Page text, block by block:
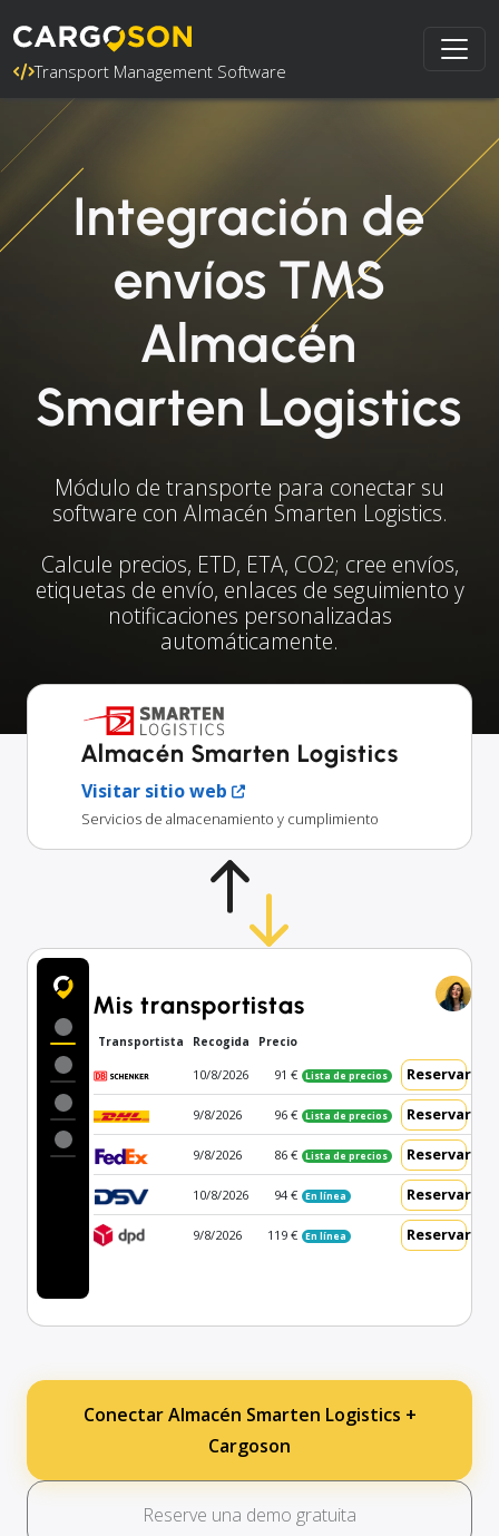
Transport Management Software
Integración de
envíos TMS
Almacén
Smarten Logistics
Módulo de transporte para conectar su
software con Almacén Smarten Logistics.
Calcule precios, ETD, ETA, CO2; cree envíos,
etiquetas de envío, enlaces de seguimiento y
notificaciones personalizadas
automáticamente.
Almacén Smarten Logistics
Visitar sitio web
Servicios de almacenamiento y cumplimiento
Mis transportistas
Transportista Recogida Precio
10/8/2026 91 € Lista de precios Reservar
9/8/2026 96 € Lista de precios Reservar
9/8/2026 86 € Lista de precios Reservar
10/8/2026 94 € En línea Reservar
9/8/2026 119 € En línea Reservar
Conectar Almacén Smarten Logistics +
Cargoson
Reserve una demo gratuita